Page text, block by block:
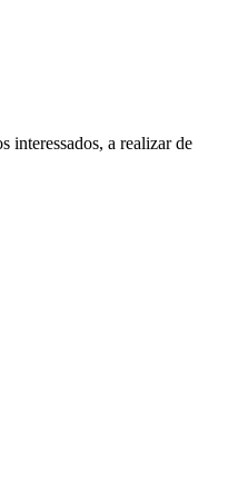
interessados, a realizar de